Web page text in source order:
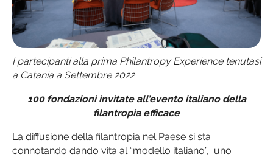
I partecipanti alla prima Philantropy Experience tenutasi
a Catania a Settembre 2022
100 fondazioni invitate all’evento italiano della
filantropia efficace
La diffusione della filantropia nel Paese si sta
connotando dando vita al “modello italiano”, uno